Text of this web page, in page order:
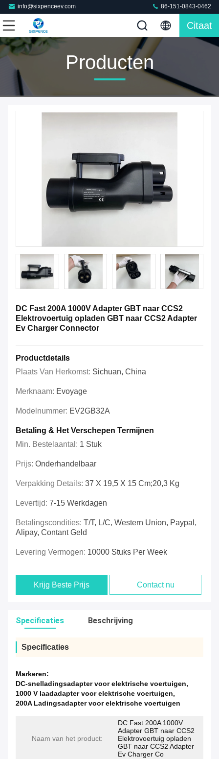
info@sixpenceev.com 86-151-0843-0462
Citaat
Producten
DC Fast 200A 1000V Adapter GBT naar CCS2
Elektrovoertuig opladen GBT naar CCS2 Adapter
Ev Charger Connector
Productdetails
Plaats Van Herkomst: Sichuan, China
Merknaam: Evoyage
Modelnummer: EV2GB32A
Betaling & Het Verschepen Termijnen
Min. Bestelaantal: 1 Stuk
Prijs: Onderhandelbaar
Verpakking Details: 37 X 19,5 X 15 Cm;20,3 Kg
Levertijd: 7-15 Werkdagen
Betalingscondities: T/T, L/C, Western Union, Paypal,
Alipay, Contant Geld
Levering Vermogen: 10000 Stuks Per Week
Krijg Beste Prijs Contact nu
Specificaties Beschrijving
Specificaties
Markeren:
DC-snelladingsadapter voor elektrische voertuigen,
1000 V laadadapter voor elektrische voertuigen,
200A Ladingsadapter voor elektrische voertuigen
Naam van het product:
DC Fast 200A 1000V
Adapter GBT naar CCS2
Elektrovoertuig opladen
GBT naar CCS2 Adapter
Ev Charger Co